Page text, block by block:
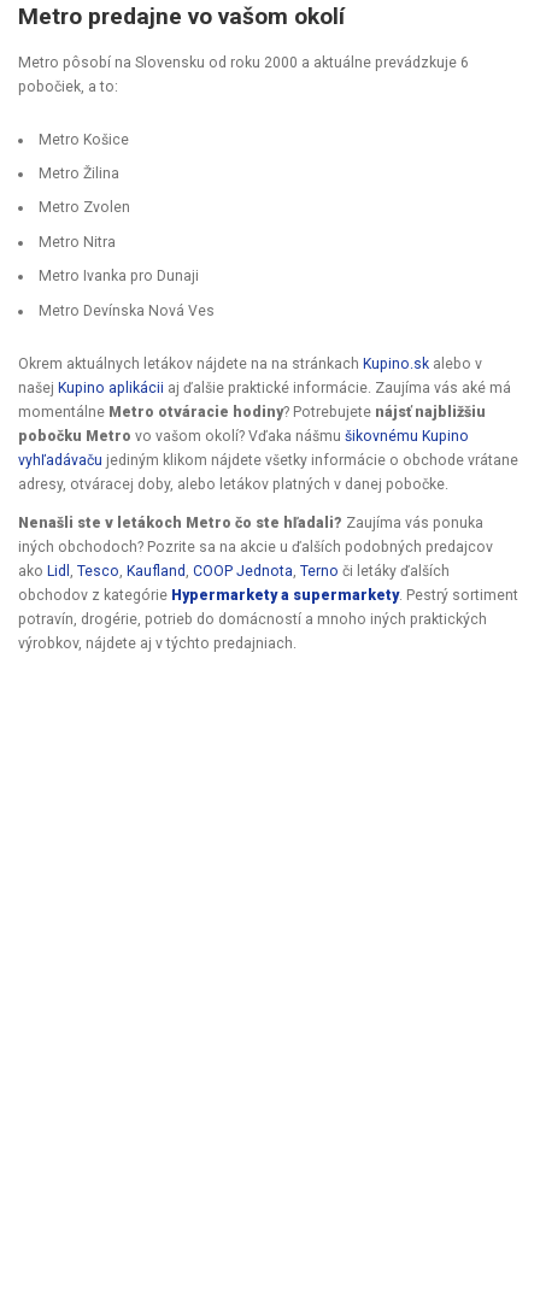
Metro predajne vo vašom okolí
Metro pôsobí na Slovensku od roku 2000 a aktuálne prevádzkuje 6
pobočiek, a to:
Metro Košice
Metro Žilina
Metro Zvolen
Metro Nitra
Metro Ivanka pro Dunaji
Metro Devínska Nová Ves
Okrem aktuálnych letákov nájdete na na stránkach Kupino.sk alebo v
našej Kupino aplikácii aj ďalšie praktické informácie. Zaujíma vás aké má
momentálne Metro otváracie hodiny? Potrebujete nájsť najbližšiu
pobočku Metro vo vašom okolí? Vďaka nášmu šikovnému Kupino
vyhľadávaču jediným klikom nájdete všetky informácie o obchode vrátane
adresy, otváracej doby, alebo letákov platných v danej pobočke.
Nenašli ste v letákoch Metro čo ste hľadali? Zaujíma vás ponuka
iných obchodoch? Pozrite sa na akcie u ďalších podobných predajcov
ako Lidl , Tesco, Kaufland , COOP Jednota, Terno či letáky ďalších
obchodov z kategórie Hypermarkety a supermarkety. Pestrý sortiment
potravín, drogérie, potrieb do domácností a mnoho iných praktických
výrobkov, nájdete aj v týchto predajniach.